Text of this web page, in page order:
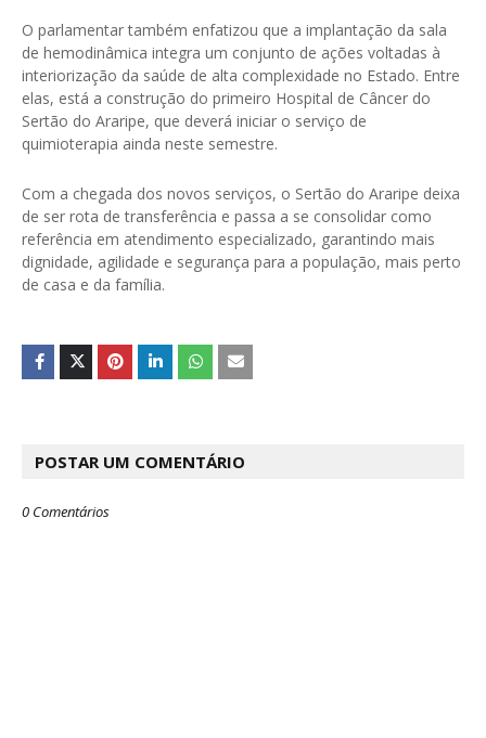
O parlamentar também enfatizou que a implantação da sala
de hemodinâmica integra um conjunto de ações voltadas à
interiorização da saúde de alta complexidade no Estado. Entre
elas, está a construção do primeiro Hospital de Câncer do
Sertão do Araripe, que deverá iniciar o serviço de
quimioterapia ainda neste semestre.
Com a chegada dos novos serviços, o Sertão do Araripe deixa
de ser rota de transferência e passa a se consolidar como
referência em atendimento especializado, garantindo mais
dignidade, agilidade e segurança para a população, mais perto
de casa e da família.
POSTAR UM COMENTÁRIO
0 Comentários